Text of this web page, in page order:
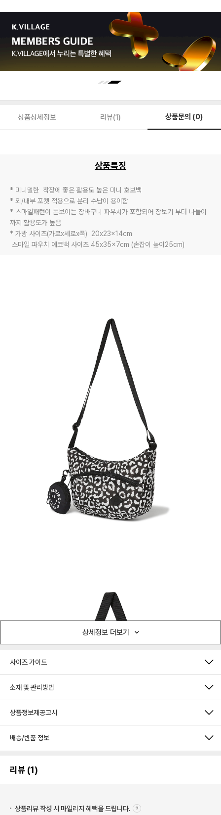
상품상세정보 리뷰(1) 상품문의 (0)
상품특징
* 미니멀한  착장에 좋은 활용도 높은 미니 호보백
* 외/내부 포켓 적용으로 분리 수납이 용이함
* 스마일패턴이 돋보이는 장바구니 파우치가 포함되어 장보기 부터 나들이
까지 활용도가 높음
* 가방 사이즈(가로x세로x폭)  20x23x14cm
스마일 파우치 에코백 사이즈 45x35x7cm (손잡이 높이25cm)
상세정보 더보기
사이즈 가이드
소재 및 관리방법
상품정보제공고시
배송/반품 정보
리뷰 (1)
상품리뷰 작성 시 마일리지 혜택을 드립니다.